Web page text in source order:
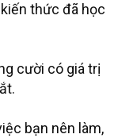
thức đã học
cười có giá trị
bạn nên làm,